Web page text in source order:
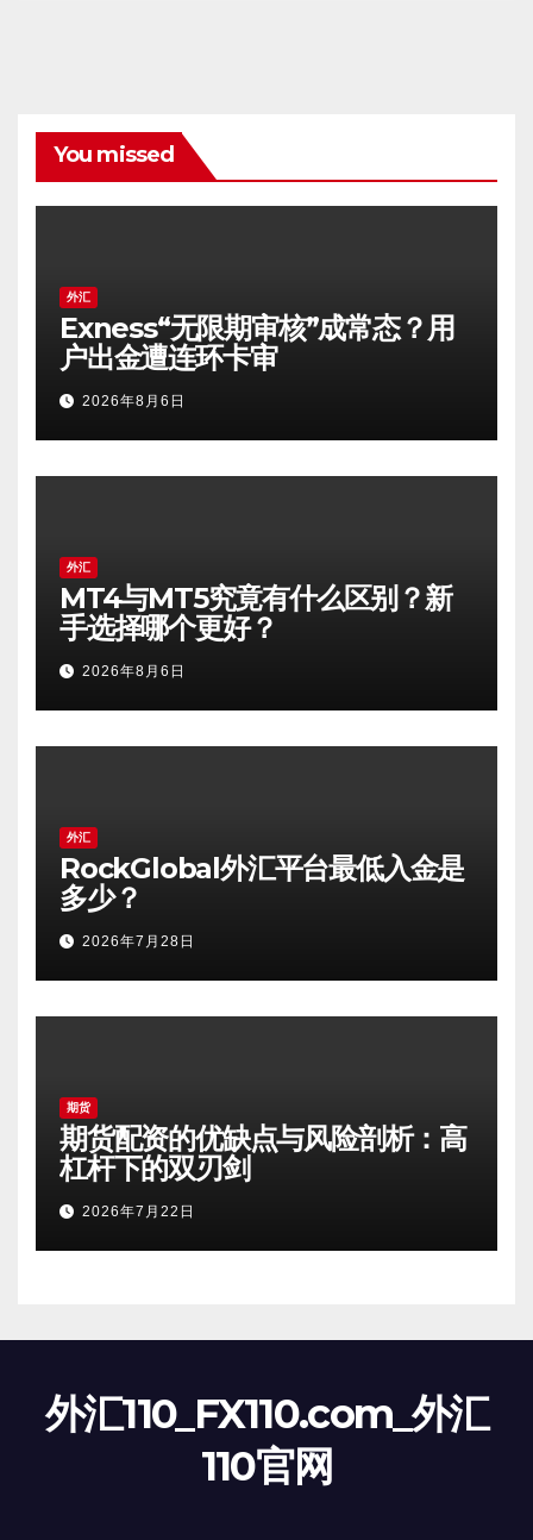
You missed
外汇
Exness“无限期审核”成常态？用
户出金遭连环卡审
2026年8月6日
外汇
MT4与MT5究竟有什么区别？新
手选择哪个更好？
2026年8月6日
外汇
RockGlobal外汇平台最低入金是
多少？
2026年7月28日
期货
期货配资的优缺点与风险剖析：高
杠杆下的双刃剑
2026年7月22日
外汇110_FX110.com_外汇
110官网